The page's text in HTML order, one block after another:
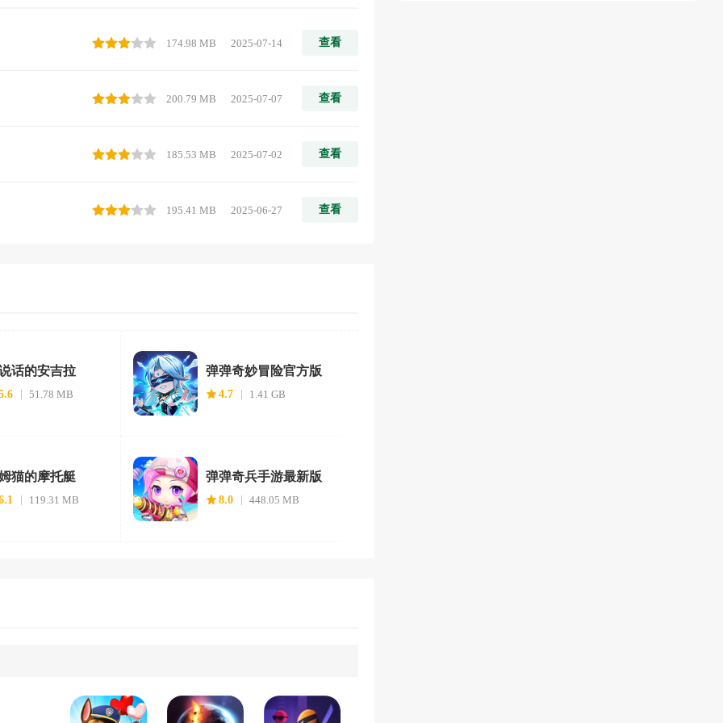
174.98 MB 2025-07-14 查看
200.79 MB 2025-07-07 查看
185.53 MB 2025-07-02 查看
195.41 MB 2025-06-27 查看
话的安吉拉
51.78 MB
弹弹奇妙冒险官方版
4.7 1.41 GB
猫的摩托艇
119.31 MB
弹弹奇兵手游最新版
8.0 448.05 MB